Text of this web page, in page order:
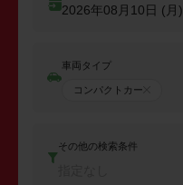
2026年08月10日 (月)
車両タイプ
コンパクトカー
その他の検索条件